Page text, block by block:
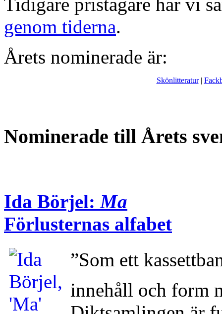
Tidigare pristagare har vi
genom tiderna.
Årets nominerade är:
Skönlitteratur|
Nominerade till Årets
Ida Börjel:Ma
Förlusternas alfabet
”Som ett
innehåll och form